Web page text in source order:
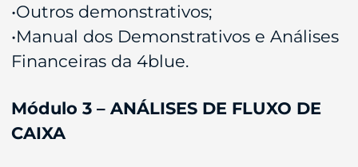
•Outros demonstrativos;
•Manual dos Demonstrativos e Análises
Financeiras da 4blue.
Módulo 3 – ANÁLISES DE FLUXO DE
CAIXA